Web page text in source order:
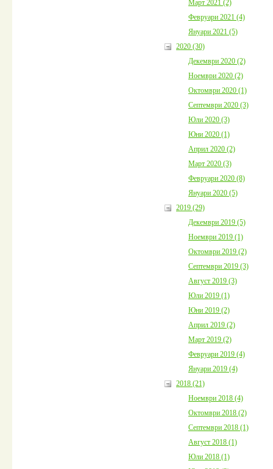
Март 2021 (2)
Февруари 2021 (4)
Януари 2021 (5)
2020 (30)
Декември 2020 (2)
Ноември 2020 (2)
Октомври 2020 (1)
Септември 2020 (3)
Юли 2020 (3)
Юни 2020 (1)
Април 2020 (2)
Март 2020 (3)
Февруари 2020 (8)
Януари 2020 (5)
2019 (29)
Декември 2019 (5)
Ноември 2019 (1)
Октомври 2019 (2)
Септември 2019 (3)
Август 2019 (3)
Юли 2019 (1)
Юни 2019 (2)
Април 2019 (2)
Март 2019 (2)
Февруари 2019 (4)
Януари 2019 (4)
2018 (21)
Ноември 2018 (4)
Октомври 2018 (2)
Септември 2018 (1)
Август 2018 (1)
Юли 2018 (1)